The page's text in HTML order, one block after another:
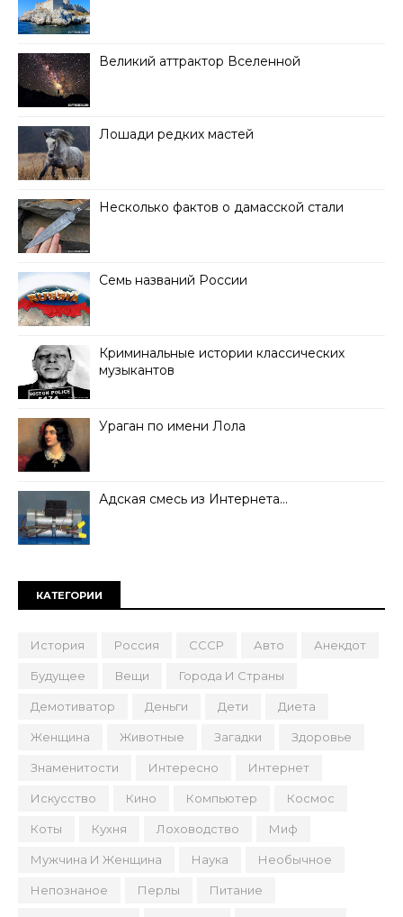
Великий аттрактор Вселенной
Лошади редких мастей
Несколько фактов о дамасской стали
Семь названий России
Криминальные истории классических
музыкантов
Ураган по имени Лола
Адская смесь из Интернета…
КАТЕГОРИИ
История Россия СССР Авто Анекдот
Будущее Вещи Города И Страны
Демотиватор Деньги Дети Диета
Женщина Животные Загадки Здоровье
Знаменитости Интересно Интернет
Искусство Кино Компьютер Космос
Коты Кухня Лоховодство Миф
Мужчина И Женщина Наука Необычное
Непознаное Перлы Питание